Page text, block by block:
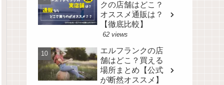
クの店舗はどこ？
オススメ通販は？
【徹底比較】
62 views
エルフランクの店
舗はどこ？買える
場所まとめ【公式
が断然オススメ】